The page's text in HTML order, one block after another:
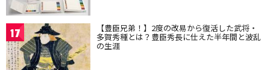
17 【豊臣兄弟！】2度の改易から復活した武将・
多賀秀種とは？豊臣秀長に仕えた半年間と波乱
の生涯